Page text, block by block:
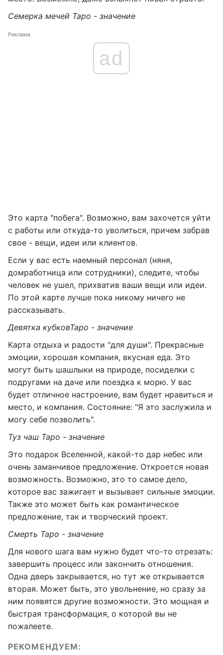
Семерка мечей Таро - значение
Реклама
ad
Это карта "побега". Возможно, вам захочется уйти
с работы или откуда-то уволиться, причем забрав
свое - вещи, идеи или клиентов.
Если у вас есть наемный персонал (няня,
домработница или сотрудники), следите, чтобы
человек не ушел, прихватив ваши вещи или идеи.
По этой карте лучше пока никому ничего не
рассказывать.
Девятка кубковТаро - значение
Карта отдыха и радости "для души". Прекрасные
эмоции, хорошая компания, вкусная еда. Это
могут быть шашлыки на природе, посиделки с
подругами на даче или поездка к морю. У вас
будет отличное настроение, вам будет нравиться и
место, и компания. Состояние: "Я это заслужила и
могу себе позволить".
Туз чаш Таро - значение
Это подарок Вселенной, какой-то дар небес или
очень заманчивое предложение. Откроется новая
возможность. Возможно, это то самое дело,
которое вас зажигает и вызывает сильные эмоции.
Также это может быть как романтическое
предложение, так и творческий проект.
Смерть Таро - значение
Для нового шага вам нужно будет что-то отрезать:
завершить процесс или закончить отношения.
Одна дверь закрывается, но тут же открывается
вторая. Может быть, это увольнение, но сразу за
ним появятся другие возможности. Это мощная и
быстрая трансформация, о которой вы не
пожалеете.
РЕКОМЕНДУЕМ: